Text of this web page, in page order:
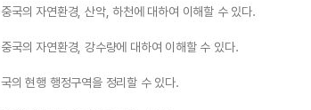
중국의 자연환경, 산악, 하천에 대하여 이해할 수 있다.
중국의 자연환경, 강수량에 대하여 이해할 수 있다.
국의 현행 행정구역을 정리할 수 있다.